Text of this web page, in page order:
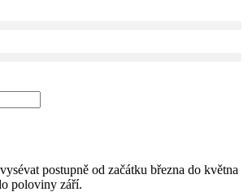
po­stupně od začátku března do května
poloviny září.